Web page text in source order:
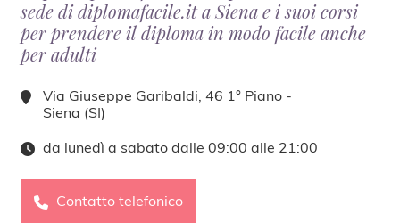
sede di diplomafacile.it a Siena e i suoi corsi
per prendere il diploma in modo facile anche
per adulti
Via Giuseppe Garibaldi, 46 1° Piano -
Siena (SI)
da lunedì a sabato dalle 09:00 alle 21:00
Contatto telefonico